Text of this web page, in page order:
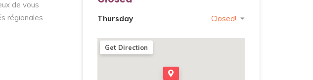
de vous
régionales.
Thursday Closed!
Get Direction